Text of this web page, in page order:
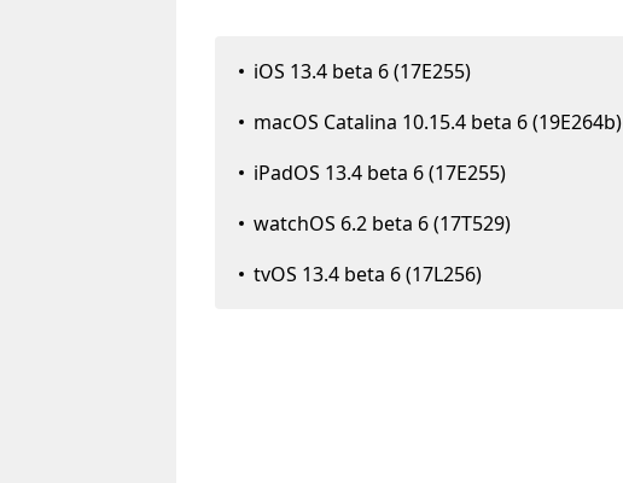
iOS 13.4 beta 6 (17E255)
macOS Catalina 10.15.4 beta 6 (19E264b)
iPadOS 13.4 beta 6 (17E255)
watchOS 6.2 beta 6 (17T529)
tvOS 13.4 beta 6 (17L256)